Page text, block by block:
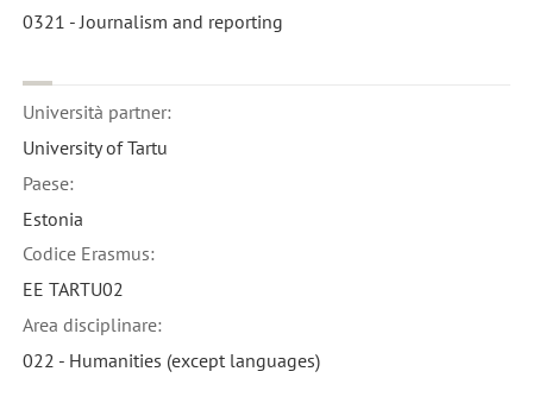
0321 - Journalism and reporting
Università partner:
University of Tartu
Paese:
Estonia
Codice Erasmus:
EE TARTU02
Area disciplinare:
022 - Humanities (except languages)